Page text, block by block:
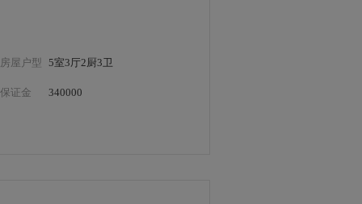
房屋户型 5室3厅2厨3卫
保证金 340000